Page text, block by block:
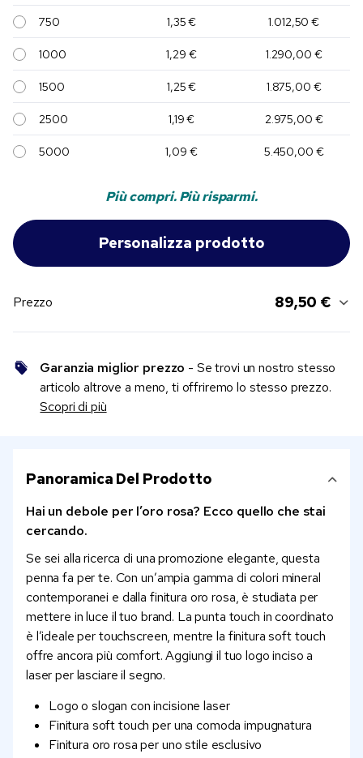
750 1,35 € 1.012,50 €
1000 1,29 € 1.290,00 €
1500 1,25 € 1.875,00 €
2500 1,19 € 2.975,00 €
5000 1,09 € 5.450,00 €
Più compri. Più risparmi.
Prezzo 89,50 €
Garanzia miglior prezzo - Se trovi un nostro stesso
articolo altrove a meno, ti offriremo lo stesso prezzo.
Scopri di più
Panoramica Del Prodotto
Hai un debole per l’oro rosa? Ecco quello che stai
cercando.
Se sei alla ricerca di una promozione elegante, questa
penna fa per te. Con un’ampia gamma di colori mineral
contemporanei e dalla finitura oro rosa, è studiata per
mettere in luce il tuo brand. La punta touch in coordinato
è l’ideale per touchscreen, mentre la finitura soft touch
offre ancora più comfort. Aggiungi il tuo logo inciso a
laser per lasciare il segno.
Logo o slogan con incisione laser
Finitura soft touch per una comoda impugnatura
Finitura oro rosa per uno stile esclusivo